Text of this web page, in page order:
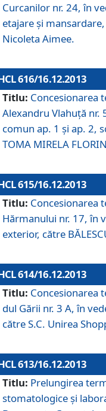
Curcanilor nr. 24, în
etajare şi
Nicoleta Aimee.
616/16.12.2013
Titlu: Concesionarea
Alexandru Vlahuţă nr.
comun ap. 1 şi ap. 2,
TOMA MIRELA
615/16.12.2013
Titlu: Concesionarea
Hărmanului nr. 17, în
exterior, către
614/16.12.2013
Titlu: Concesionarea
dul Gării nr. 3 A, în
către S.C. Unirea
613/16.12.2013
Titlu: Prelungirea
stomatologice şi